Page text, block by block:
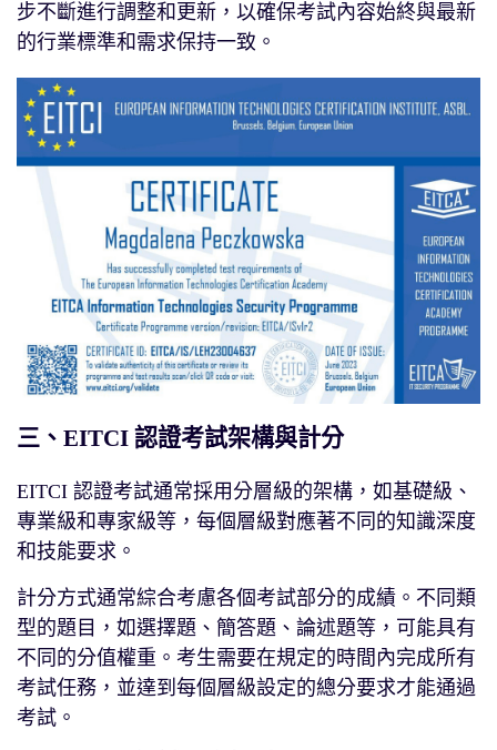
步不斷進行調整和更新，以確保考試內容始終與最新
的行業標準和需求保持一致。
三、EITCI 認證考試架構與計分
EITCI 認證考試通常採用分層級的架構，如基礎級、
專業級和專家級等，每個層級對應著不同的知識深度
和技能要求。
計分方式通常綜合考慮各個考試部分的成績。不同類
型的題目，如選擇題、簡答題、論述題等，可能具有
不同的分值權重。考生需要在規定的時間內完成所有
考試任務，並達到每個層級設定的總分要求才能通過
考試。